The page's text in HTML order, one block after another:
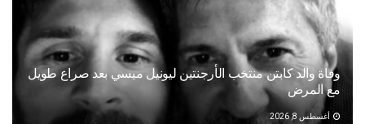
وفاة والد كابتن منتخب الأرجنتين ليونيل ميسي بعد صراع طويل
مع المرض
أغسطس 8, 2026